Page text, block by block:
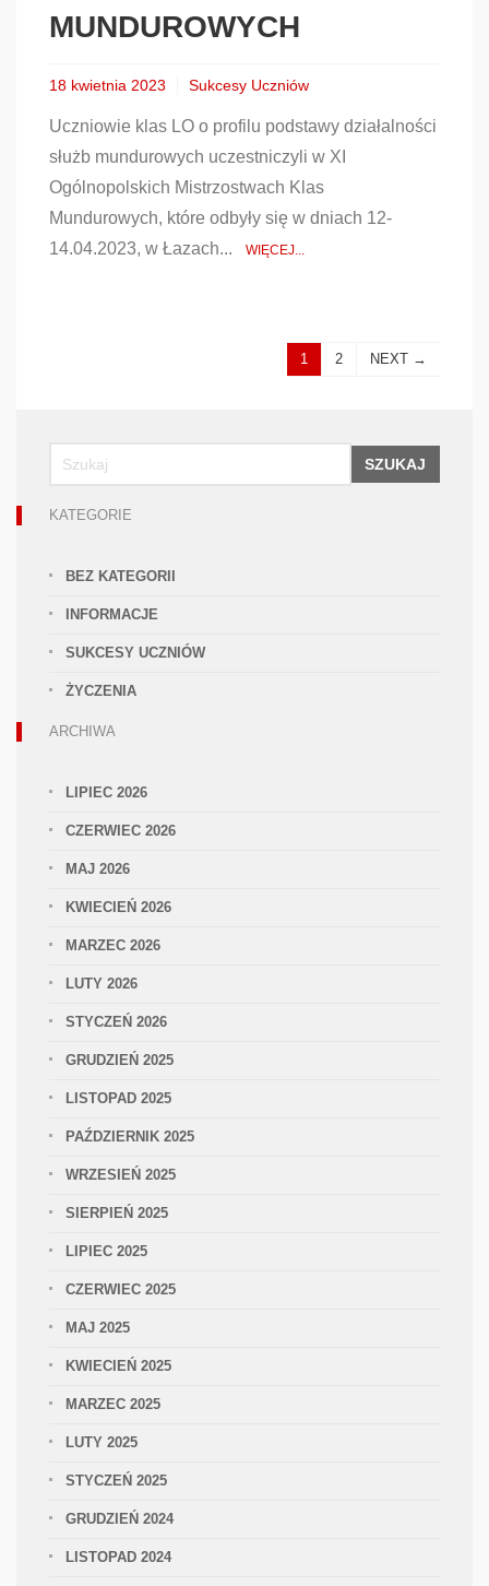
MUNDUROWYCH
18 kwietnia 2023 Sukcesy Uczniów
Uczniowie klas LO o profilu podstawy działalności
służb mundurowych uczestniczyli w XI
Ogólnopolskich Mistrzostwach Klas
Mundurowych, które odbyły się w dniach 12-
14.04.2023, w Łazach...
WIĘCEJ...
1 2 NEXT →
SZUKAJ
KATEGORIE
BEZ KATEGORII
INFORMACJE
SUKCESY UCZNIÓW
ŻYCZENIA
ARCHIWA
LIPIEC 2026
CZERWIEC 2026
MAJ 2026
KWIECIEŃ 2026
MARZEC 2026
LUTY 2026
STYCZEŃ 2026
GRUDZIEŃ 2025
LISTOPAD 2025
PAŹDZIERNIK 2025
WRZESIEŃ 2025
SIERPIEŃ 2025
LIPIEC 2025
CZERWIEC 2025
MAJ 2025
KWIECIEŃ 2025
MARZEC 2025
LUTY 2025
STYCZEŃ 2025
GRUDZIEŃ 2024
LISTOPAD 2024